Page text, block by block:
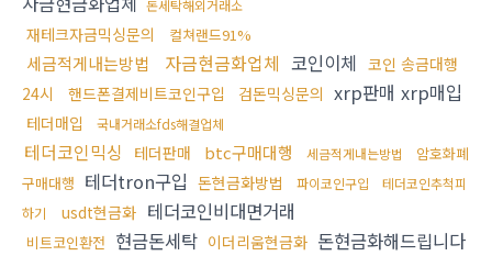
돈세탁해외거래소
재테크자금믹싱문의 컬쳐랜드91%
세금적게내는방법 자금현금화업체 코인이체 코인 송금대행
24시
핸드폰결제비트코인구입 검돈믹싱문의 xrp판매 xrp매입
테더매입 국내거래소fds해결업체
테더코인믹싱 테더판매 btc구매대행 세금적게내는방법
암호화폐
구매대행 테더tron구입 돈현금화방법 파이코인구입
테더코인추척피
하기
usdt현금화 테더코인비대면거래
비트코인환전 현금돈세탁 이더리움현금화 돈현금화해드립니다